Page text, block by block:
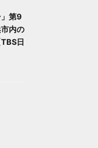
」第9
内の
日